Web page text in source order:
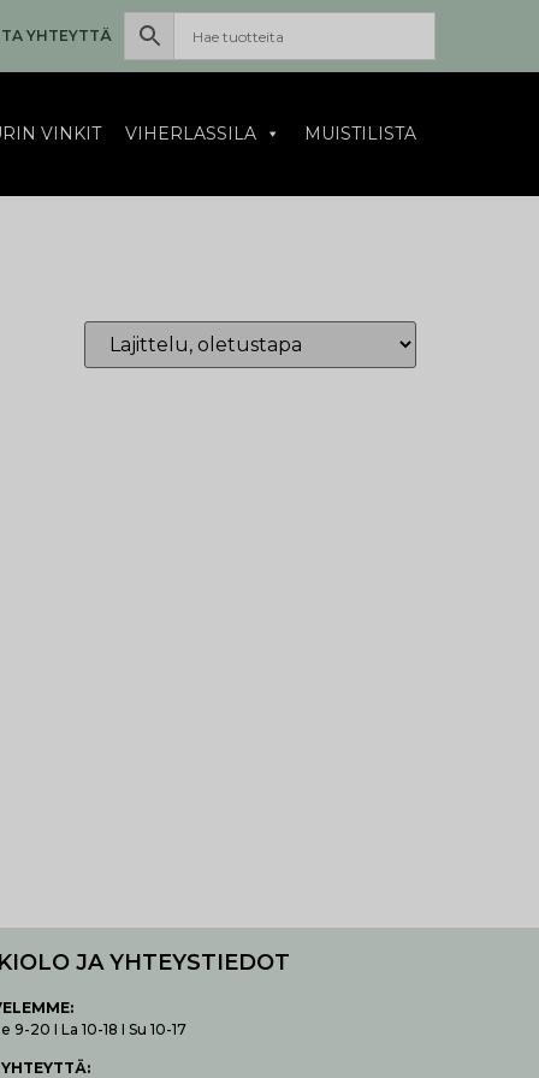
YHTEYTTÄ
VINKIT VIHERLASSILA MUISTILISTA
JA YHTEYSTIEDOT
9-20 I La 10-18 I Su 10-17
: